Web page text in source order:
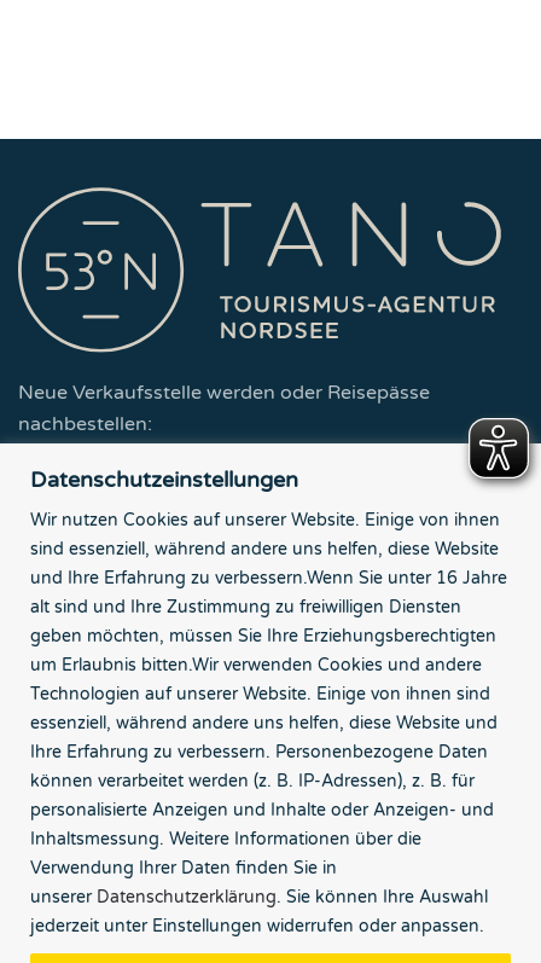
Datenschutzeinstellungen
Wir nutzen Cookies auf unserer Website. Einige von ihnen
sind essenziell, während andere uns helfen, diese Website
und Ihre Erfahrung zu verbessern.Wenn Sie unter 16 Jahre
alt sind und Ihre Zustimmung zu freiwilligen Diensten
geben möchten, müssen Sie Ihre Erziehungsberechtigten
um Erlaubnis bitten.Wir verwenden Cookies und andere
Technologien auf unserer Website. Einige von ihnen sind
essenziell, während andere uns helfen, diese Website und
Ihre Erfahrung zu verbessern. Personenbezogene Daten
können verarbeitet werden (z. B. IP-Adressen), z. B. für
personalisierte Anzeigen und Inhalte oder Anzeigen- und
Inhaltsmessung. Weitere Informationen über die
Verwendung Ihrer Daten finden Sie in
unserer Datenschutzerklärung. Sie können Ihre Auswahl
jederzeit unter Einstellungen widerrufen oder anpassen.
Neue Verkaufsstelle werden oder Reisepässe
nachbestellen:
Zur Partner-Seite
Tourismus-Agentur Nordsee GmbH
Börsenstr. 7
26382 Wilhelmshaven
Kontakt
Impressum
Datenschutz
Bildnachweise
Barrierefreiheitserklärung